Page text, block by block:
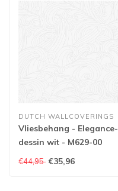
DUTCH WALLCOVERINGS
Vliesbehang - Elegance-
dessin wit - M629-00
€44,95 €35,96